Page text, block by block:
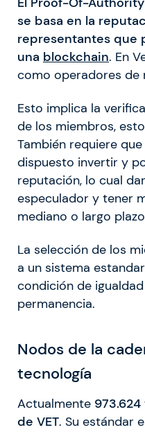
se basa en la
representantes que
una blockchain. En
como operadores de
Esto implica la
de los miembros,
También requiere
dispuesto invertir y
reputación, lo cual
especulador y tener
mediano o largo
La selección de los
a un sistema
condición de
permanencia.
Nodos de la
tecnología
Actualmente
de VET. Su estándar